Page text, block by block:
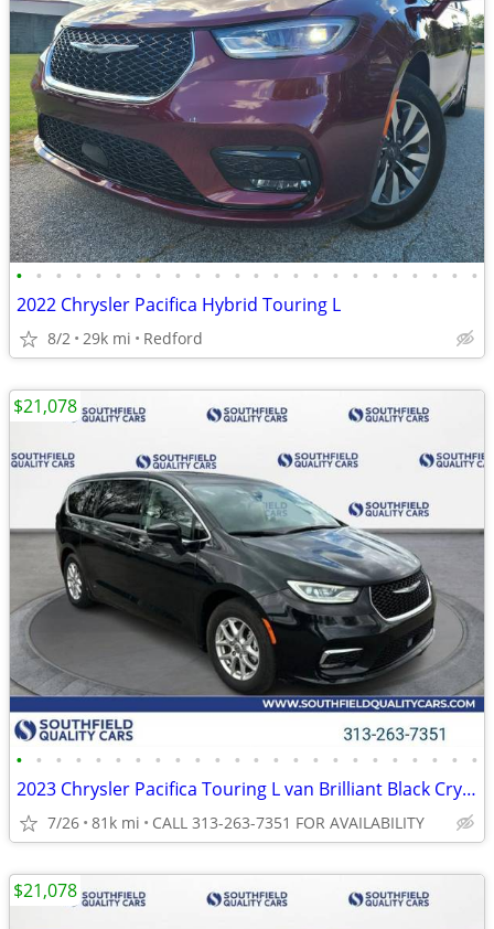
• • • • • • • • • • • • • • • • • • • • • • • •
2022 Chrysler Pacifica Hybrid Touring L
8/2 29k mi Redford
• • • • • • • • • • • • • • • • • • • • • • • •
2023 Chrysler Pacifica Touring L van Brilliant Black Crystal Pearlcoat
7/26 81k mi CALL 313-263-7351 FOR AVAILABILITY
$21,078
$21,078